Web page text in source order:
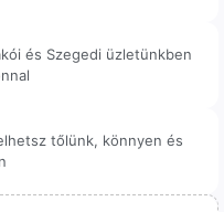
és Szegedi üzletünkben
tőlünk, könnyen és